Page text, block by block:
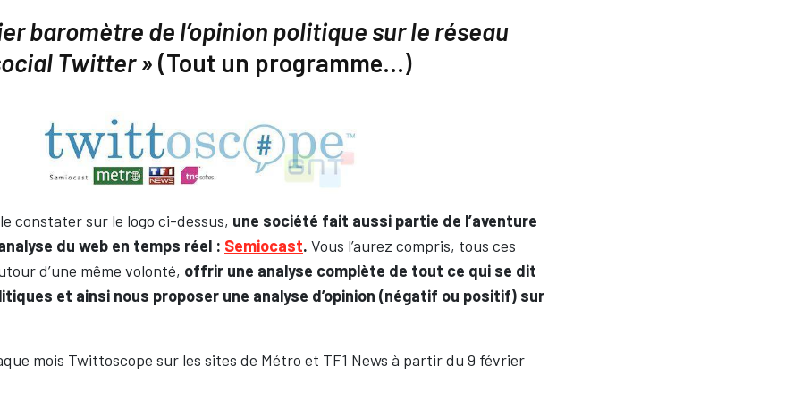
baromètre de l’opinion politique sur le réseau
Twitter » (Tout un programme…)
constater sur le logo ci-dessus, une société fait aussi partie de l’aventure
du web en temps réel : Semiocast. Vous l’aurez compris, tous ces
d’une même volonté, offrir une analyse complète de tout ce qui se dit
et ainsi nous proposer une analyse d’opinion (négatif ou positif) sur
mois Twittoscope sur les sites de Métro et TF1 News à partir du 9 février